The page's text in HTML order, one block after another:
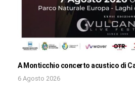
A Monticchio concerto acustico di
6 Agosto 2026